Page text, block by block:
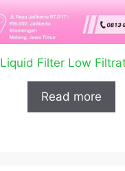
Liquid Filter Low
Read more